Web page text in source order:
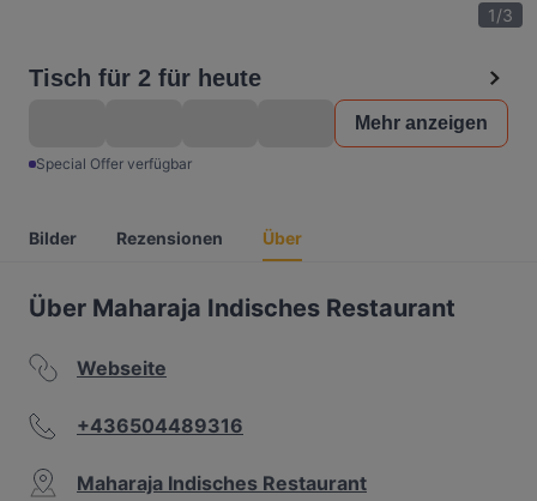
1/3
Tisch für 2 für heute
Mehr anzeigen
Special Offer verfügbar
Bilder Rezensionen Über
Über Maharaja Indisches Restaurant
Webseite
+436504489316
Maharaja Indisches Restaurant